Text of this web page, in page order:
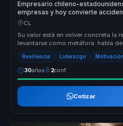
Empresario chileno-
empresas y hoy convierte
empresas.
CL
Su valor está en volver concreta la
levantarse como metáfora: habla
rehabilitac...
Resiliencia Liderazgo Motivación
30años 2conf.
Cotizar